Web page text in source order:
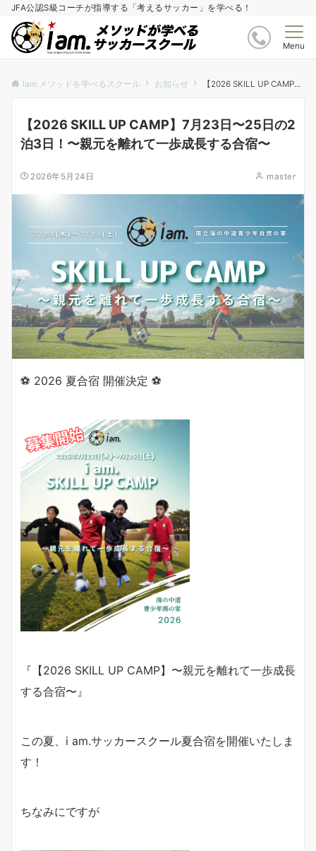
JFA公認S級コーチが指導する「考えるサッカー」を学べる！
Menu
Iam.メソッドを学べるスクール お知らせ 【2026 SKILL UP CAMP】7月23日〜25日の2泊3日！〜親元を離れて一歩成長する合宿〜
【2026 SKILL UP CAMP】7月23日〜25日の2
泊3日！〜親元を離れて一歩成長する合宿〜
2026年5月24日 master
⚽️ 2026 夏合宿 開催決定 ⚽️
『【2026 SKILL UP CAMP】〜親元を離れて一歩成長
する合宿〜』
この夏、i am.サッカースクール夏合宿を開催いたしま
す！
ちなみにですが